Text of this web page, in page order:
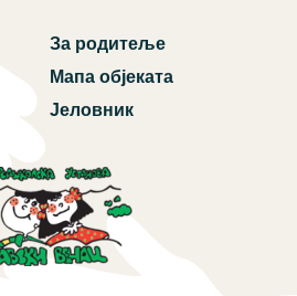
За родитеље
Мапа објеката
Јеловник